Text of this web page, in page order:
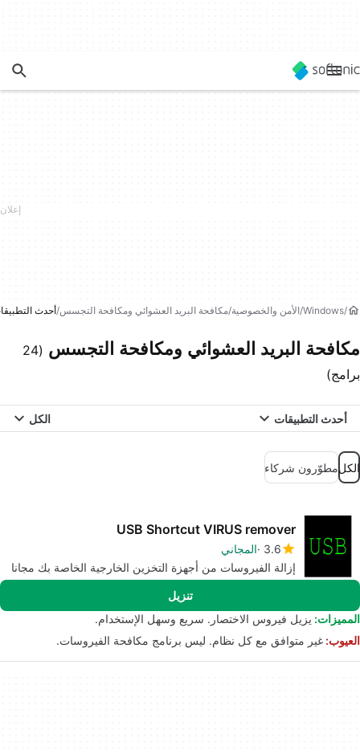
Windows الأمن والخصوصية مكافحة البريد العشوائي ومكافحة التجسس أحدث
مكافحة البريد العشوائي ومكافحة التجسس
(24
برامج)
أحدث التطبيقات الكل
الكلمطوّرون شركاء
USB Shortcut VIRUS remover
3.6 المجاني
إزالة الفيروسات من أجهزة التخزين الخارجية الخاصة بك مجانا
تنزيل
المميزات: يزيل فيروس الاختصار. سريع وسهل الإستخدام.
العيوب: غير متوافق مع كل نظام. ليس برنامج مكافحة الفيروسات.